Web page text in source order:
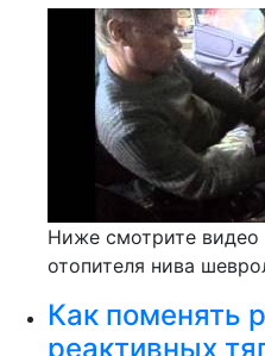
Ниже смотрите видео
отопителя нива
Как поменять
реактивных